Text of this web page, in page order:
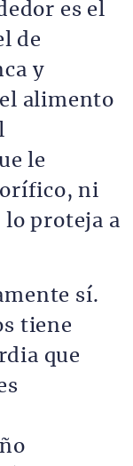
es el
de
y
alimento
le
ni
lo proteja a
sí.
tiene
que